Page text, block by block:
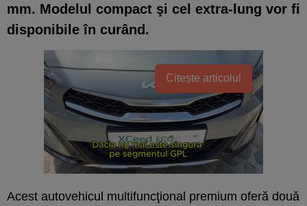
mm. Modelul compact şi cel extra-lung vor fi
disponibile în curând.
Citește articolul
Acest autovehicul multifuncţional premium oferă două